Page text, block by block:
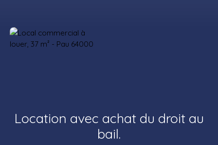
Location avec achat du droit au
bail.